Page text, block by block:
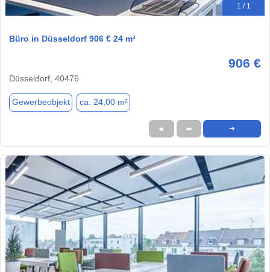
1 / 1
Büro in Düsseldorf 906 € 24 m²
906 €
Düsseldorf, 40476
Gewerbeobjekt ca. 24,00 m²
★ ➦ ➜